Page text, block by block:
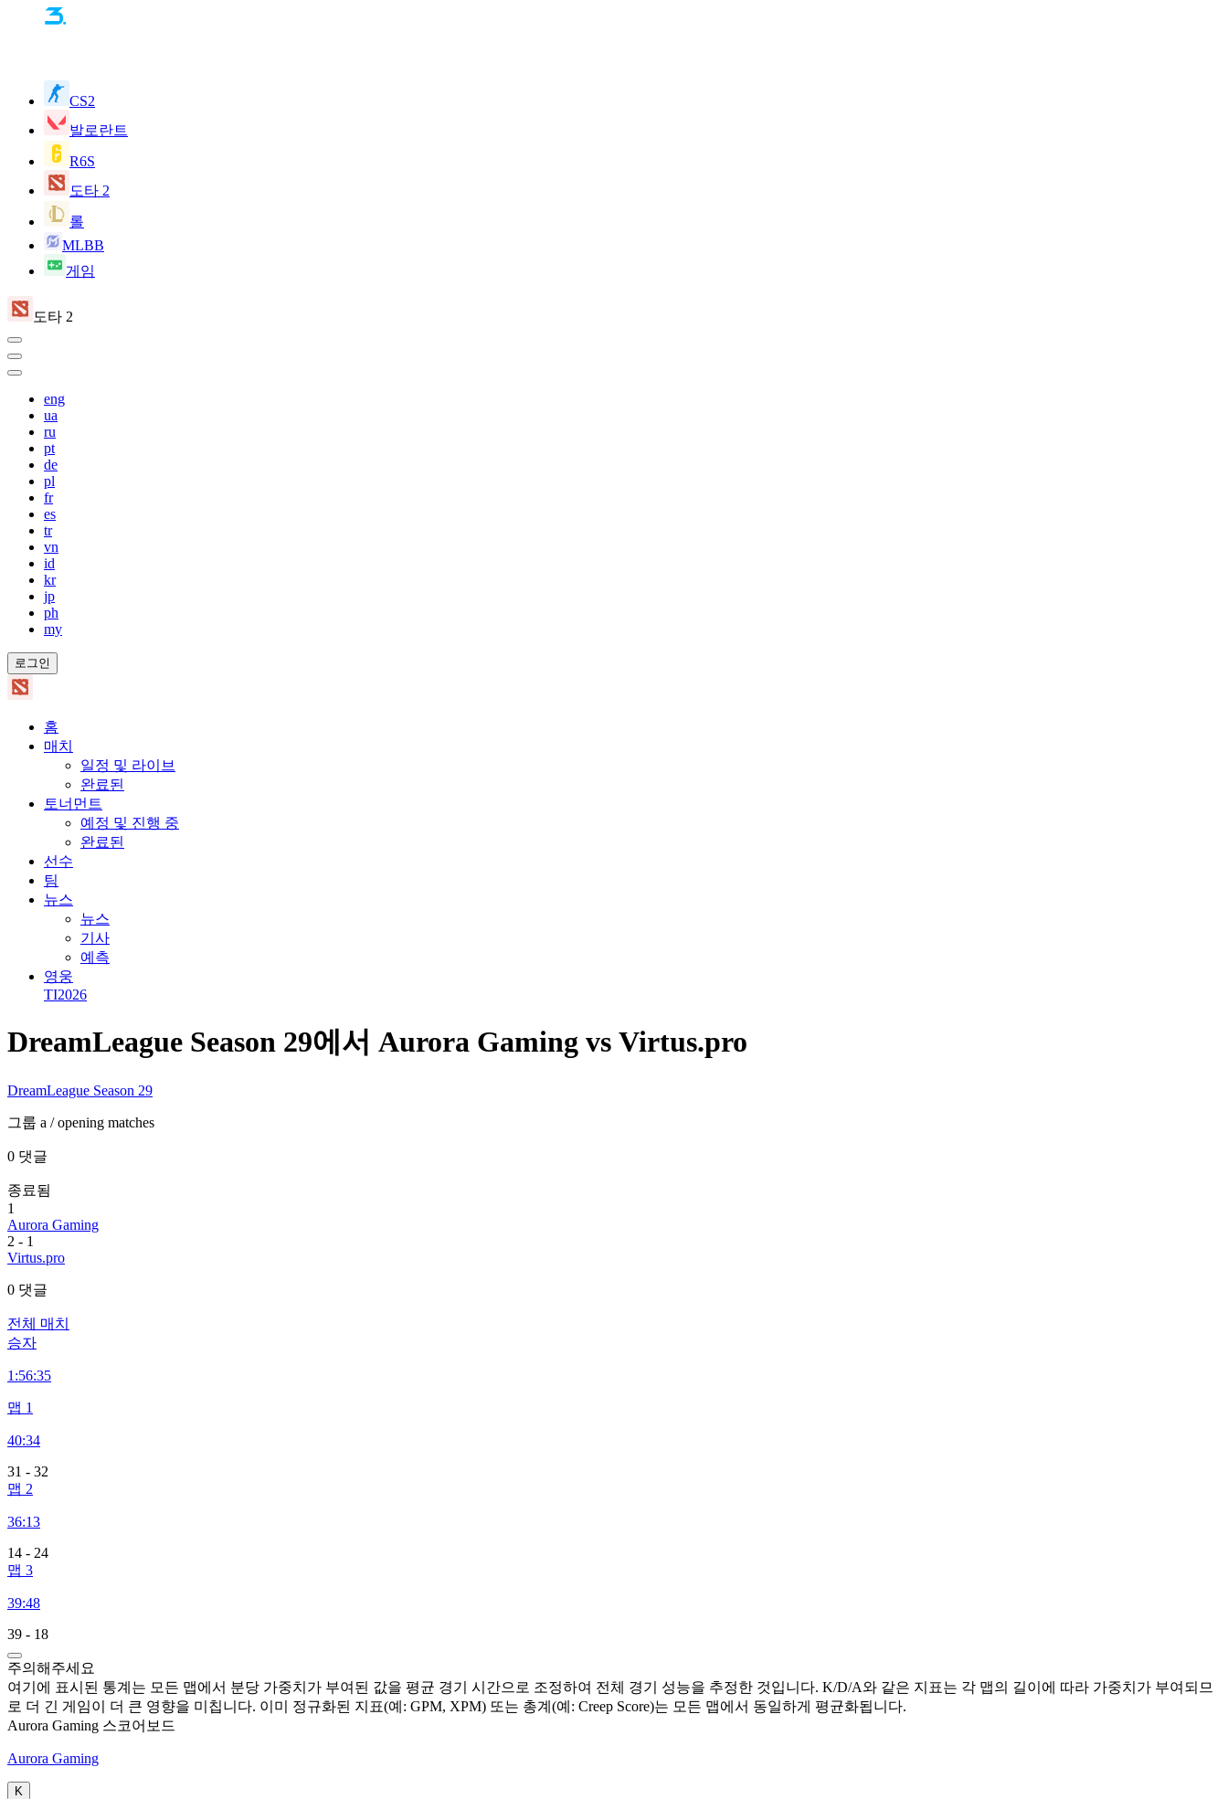
CS2
발로란트
R6S
도타 2
롤
MLBB
게임
도타 2
eng
ua
ru
pt
de
pl
fr
es
tr
vn
id
kr
jp
ph
my
로그인
홈
매치
일정 및 라이브
완료된
토너먼트
예정 및 진행 중
완료된
선수
팀
뉴스
뉴스
기사
예측
영웅
TI2026
DreamLeague Season 29에서 Aurora Gaming vs Virtus.pro
DreamLeague Season 29
그룹 a / opening matches
0 댓글
종료됨
1
Aurora Gaming
2 - 1
Virtus.pro
0 댓글
전체 매치
승자
1:56:35
맵 1
40:34
31 - 32
맵 2
36:13
14 - 24
맵 3
39:48
39 - 18
주의해주세요
여기에 표시된 통계는 모든 맵에서 분당 가중치가 부여된 값을 평균 경기 시간으로 조정하여 전체 경기 성능을 추정한 것입니다. K/D/A와 같은 지표는 각 맵의 길이에 따라 가중치가 부여되므
로 더 긴 게임이 더 큰 영향을 미칩니다. 이미 정규화된 지표(예: GPM, XPM) 또는 총계(예: Creep Score)는 모든 맵에서 동일하게 평균화됩니다.
Aurora Gaming 스코어보드
Aurora Gaming
K